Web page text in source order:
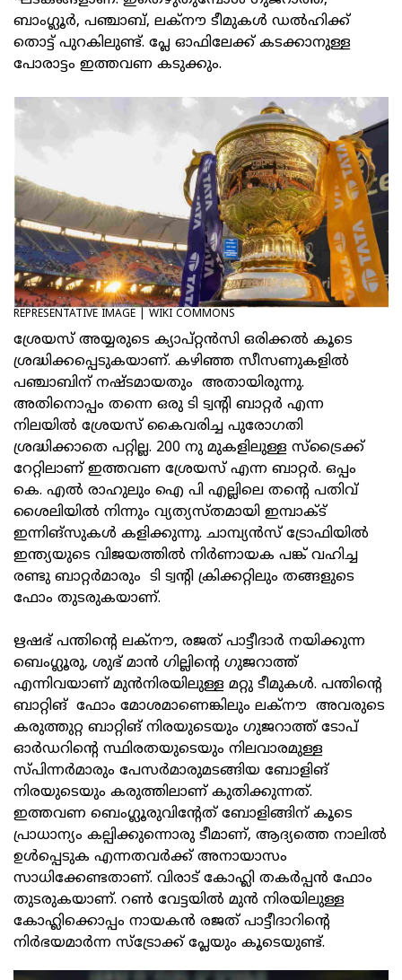
ബാംഗ്ലൂർ, പഞ്ചാബ്, ലക്നൗ ടീമുകൾ ഡൽഹിക്ക്
തൊട്ട് പുറകിലുണ്ട്. പ്ലേ ഓഫിലേക്ക് കടക്കാനുള്ള
പോരാട്ടം ഇത്തവണ കടുക്കും.
REPRESENTATIVE IMAGE | WIKI COMMONS
ശ്രേയസ് അയ്യരുടെ ക്യാപ്റ്റൻസി ഒരിക്കൽ കൂടെ
ശ്രദ്ധിക്കപ്പെടുകയാണ്. കഴിഞ്ഞ സീസണുകളിൽ
പഞ്ചാബിന് നഷ്ടമായതും അതായിരുന്നു.
അതിനൊപ്പം തന്നെ ഒരു ടി ട്വന്റി ബാറ്റർ എന്ന
നിലയിൽ ശ്രേയസ് കൈവരിച്ച പുരോഗതി
ശ്രദ്ധിക്കാതെ പറ്റില്ല. 200 നു മുകളിലുള്ള സ്ട്രൈക്ക്
റേറ്റിലാണ് ഇത്തവണ ശ്രേയസ് എന്ന ബാറ്റർ. ഒപ്പം
കെ. എൽ രാഹുലും ഐ പി എല്ലിലെ തന്റെ പതിവ്
ശൈലിയിൽ നിന്നും വ്യത്യസ്തമായി ഇമ്പാക്ട്
ഇന്നിങ്സുകൾ കളിക്കുന്നു. ചാമ്പ്യൻസ് ട്രോഫിയിൽ
ഇന്ത്യയുടെ വിജയത്തിൽ നിർണായക പങ്ക് വഹിച്ച
രണ്ടു ബാറ്റർമാരും ടി ട്വന്റി ക്രിക്കറ്റിലും തങ്ങളുടെ
ഫോം തുടരുകയാണ്.
ഋഷഭ് പന്തിന്റെ ലക്നൗ, രജത് പാട്ടീദാർ നയിക്കുന്ന
ബെംഗ്ലൂരു, ശുഭ് മാൻ ഗില്ലിന്റെ ഗുജറാത്ത്‌
എന്നിവയാണ് മുൻനിരയിലുള്ള മറ്റു ടീമുകൾ. പന്തിന്റെ
ബാറ്റിങ് ഫോം മോശമാണെങ്കിലും ലക്നൗ അവരുടെ
കരുത്തുറ്റ ബാറ്റിങ് നിരയുടെയും ഗുജറാത്ത്‌ ടോപ്
ഓർഡറിന്റെ സ്ഥിരതയുടെയും നിലവാരമുള്ള
സ്പിന്നർമാരും പേസർമാരുമടങ്ങിയ ബോളിങ്
നിരയുടെയും കരുത്തിലാണ് കുതിക്കുന്നത്.
ഇത്തവണ ബെംഗ്ലൂരുവിന്റേത് ബോളിങ്ങിന് കൂടെ
പ്രാധാന്യം കല്പിക്കുന്നൊരു ടീമാണ്, ആദ്യത്തെ നാലിൽ
ഉൾപ്പെടുക എന്നതവർക്ക് അനായാസം
സാധിക്കേണ്ടതാണ്. വിരാട് കോഹ്ലി തകർപ്പൻ ഫോം
തുടരുകയാണ്. റൺ വേട്ടയിൽ മുൻ നിരയിലുള്ള
കോഹ്ലിക്കൊപ്പം നായകൻ രജത് പാട്ടീദാറിന്റെ
നിർഭയമാർന്ന സ്ട്രോക്ക് പ്ലേയും കൂടെയുണ്ട്.